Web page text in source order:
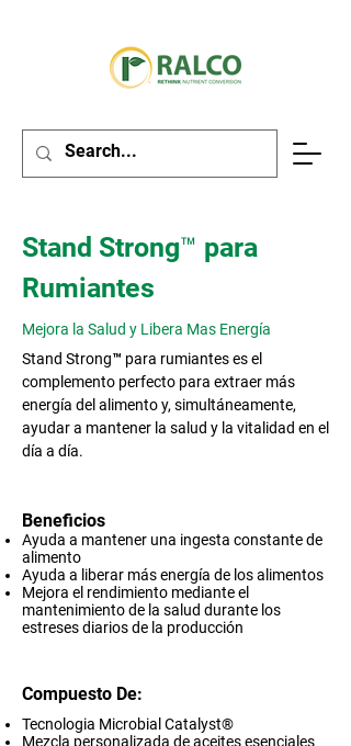
Stand Strong™ para
Rumiantes
Mejora la Salud y Libera Mas Energía
Stand Strong™ para rumiantes es el
complemento perfecto para extraer más
energía del alimento y, simultáneamente,
ayudar a mantener la salud y la vitalidad en el
día a día.
Beneficios
Ayuda a mantener una ingesta constante de
alimento
Ayuda a liberar más energía de los alimentos
Mejora el rendimiento mediante el
mantenimiento de la salud durante los
estreses diarios de la producción
Compuesto De:
Tecnologia Microbial Catalyst®
Mezcla personalizada de aceites esenciales